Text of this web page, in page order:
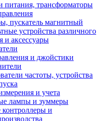
питания, трансформаторы
пускатель магнитный
устройства различного
и аксессуары
и джойстики
частоты, устройства
и учета
лампы и зуммеры
и